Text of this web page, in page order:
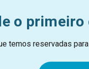
o primeiro
temos reservadas